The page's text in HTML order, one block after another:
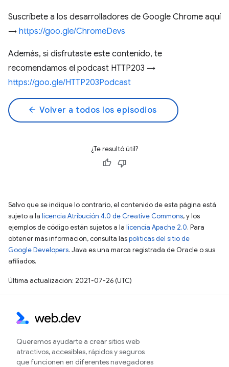
Suscríbete a los desarrolladores de Google Chrome aquí
→ https://goo.gle/ChromeDevs
Además, si disfrutaste este contenido, te
recomendamos el podcast HTTP203 →
https://goo.gle/HTTP203Podcast
arrow_back Volver a todos los episodios
¿Te resultó útil?
Salvo que se indique lo contrario, el contenido de esta página está
sujeto a la licencia Atribución 4.0 de Creative Commons, y los
ejemplos de código están sujetos a la licencia Apache 2.0. Para
obtener más información, consulta laspolíticas del sitio de
Google Developers. Java es una marca registrada de Oracle o sus
afiliados.
Última actualización: 2021-07-26 (UTC)
Queremos ayudarte a crear sitios web
atractivos, accesibles, rápidos y seguros
que funcionen en diferentes navegadores